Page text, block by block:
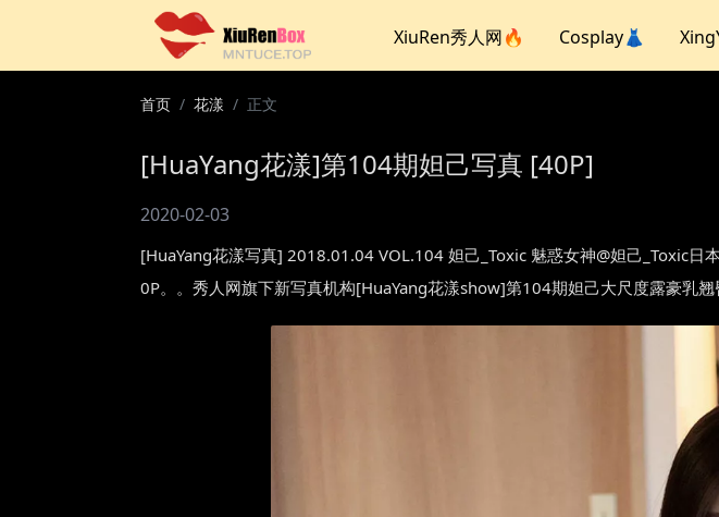
XiuRen秀人网🔥 Cosplay👗
首页 花漾 正文
[HuaYang花漾]第104期妲己写真 [40P]
2020-02-03
[HuaYang花漾写真] 2018.01.04 VOL.104 妲己_Toxic 魅惑女神@妲己_Toxic
0P。。秀人网旗下新写真机构[HuaYang花漾show]第104期妲己大尺度露豪乳翘